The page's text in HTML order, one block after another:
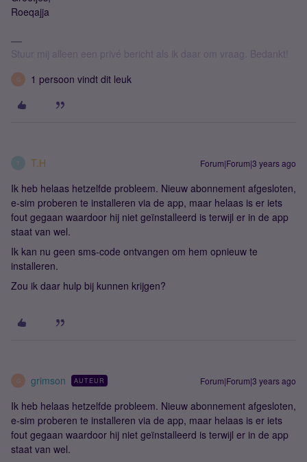
Roeqajja
Stuur mij alleen een privé bericht als ik daar om vraag. Bedankt!
G 1 persoon vindt dit leuk
T T.H Forum|Forum|3 years ago
Ik heb helaas hetzelfde probleem. Nieuw abonnement afgesloten,
e-sim proberen te installeren via de app, maar helaas is er iets
fout gegaan waardoor hij niet geïnstalleerd is terwijl er in de app
staat van wel.
Ik kan nu geen sms-code ontvangen om hem opnieuw te
installeren.
Zou ik daar hulp bij kunnen krijgen?
G grimson AUTEUR Forum|Forum|3 years ago
Ik heb helaas hetzelfde probleem. Nieuw abonnement afgesloten,
e-sim proberen te installeren via de app, maar helaas is er iets
fout gegaan waardoor hij niet geïnstalleerd is terwijl er in de app
staat van wel.